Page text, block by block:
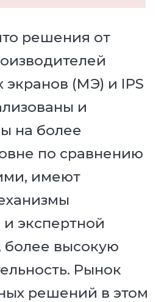
решения от
экранов (МЭ) и IPS
и
на более
по сравнению
имеют
экспертной
высокую
Рынок
решений в этом